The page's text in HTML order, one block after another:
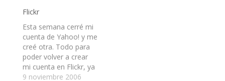
mejor en sí, pero de
distintas compañías.
Así que, cuando llegue
a casa, haré la prueba
y les daré los…
Flickr
Esta semana cerré mi
cuenta de Yahoo! y me
creé otra. Todo para
poder volver a crear
mi cuenta en Flickr, ya
que el nombre de la
9 noviembre 2006